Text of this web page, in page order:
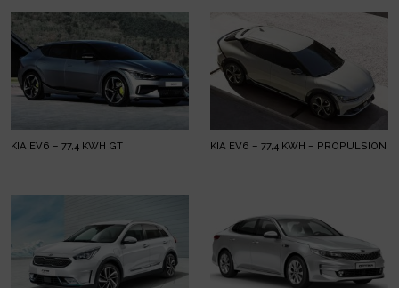
KIA EV6 – 77,4 KWH GT KIA EV6 – 77,4 KWH – PROPULSION